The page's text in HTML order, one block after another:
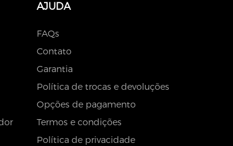
AJUDA
FAQs
Contato
Garantia
Política de trocas e devoluções
Opções de pagamento
Termos e condições
Política de privacidade